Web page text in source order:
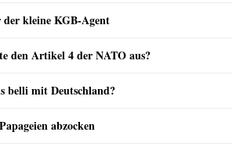
kleine KGB-Agent
den Artikel 4 der NATO aus?
belli mit Deutschland?
abzocken